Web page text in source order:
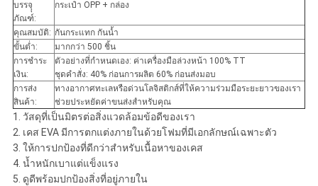
บรรจุุ
ภัณฑ์:
กระเป๋า OPP + กล่อง
คุณสมบัติ: กันกระแทก กันน้ำ
ขั้นต่ำ:
มากกว่า 500 ชิ้น
การชำระ
เงิน:
ตัวอย่างที่กำหนดเอง: ค่าเครื่องมือล่วงหน้า 100% TT
ชุดคำสั่ง: 40% ก่อนการผลิต 60% ก่อนส่งมอบ
การส่ง
สินค้า:
ทางอากาศทะเลหรือด่วนโลจิสติกส์ที่ให้ความร่วมมือระยะยาวของเรา
ช่วยประหยัดค่าขนส่งสำหรับคุณ
1. วัสดุที่เป็นมิตรต่อสิ่งแวดล้อมข้อดีของเรา
2. เคส EVA มีการตกแต่งภายในด้วยโฟมที่มีเอกลักษณ์เฉพาะตัว
3. ให้การปกป้องที่ดีกว่าสำหรับเนื้อหาของเคส
4. น้ำหนักเบาแต่แข็งแรง
5. ดูดีพร้อมปกป้องสิ่งที่อยู่ภายใน